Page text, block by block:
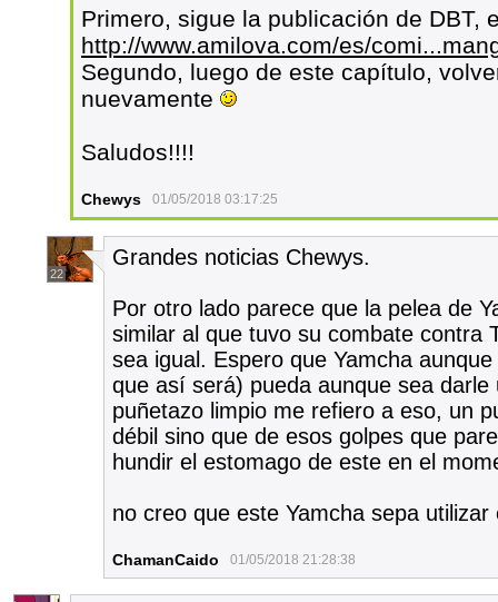
Primero, sigue la publicación de DBT,
http://www.amilova.com/es/
Segundo, luego de este capítulo,
nuevamente
Saludos!!!!
Chewys 01/05/2018 03:17:25
22
Grandes noticias Chewys.
Por otro lado parece que la pelea de
similar al que tuvo su combate contra
sea igual. Espero que Yamcha
que así será) pueda aunque sea
puñetazo limpio me refiero a eso, un
débil sino que de esos golpes que
hundir el estomago de este en el
no creo que este Yamcha sepa utilizar
ChamanCaido 01/05/2018 21:28:38